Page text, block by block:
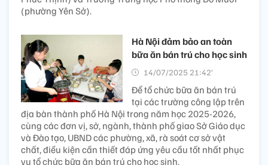
(phường Yên Sở).
Hà Nội đảm bảo an toàn
bữa ăn bán trú cho học sinh
14/07/2025 21:42’
Để tổ chức bữa ăn bán trú
tại các trường công lập trên
địa bàn thành phố Hà Nội trong năm học 2025-2026,
cùng các đơn vị, sở, ngành, thành phố giao Sở Giáo dục
và Đào tạo, UBND các phường, xã, rà soát cơ sở vật
chất, điều kiện cần thiết đáp ứng yêu cầu tốt nhất phục
vụ tổ chức bữa ăn bán trú cho học sinh.